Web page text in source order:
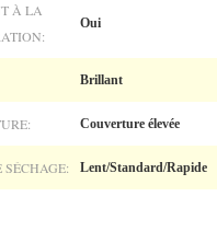
À LA
Oui
Brillant
Couverture élevée
SÉCHAGE: Lent/Standard/Rapide